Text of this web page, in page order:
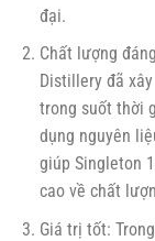
đại.
Chất lượng
Distillery đã
trong suốt thời
dụng nguyên
giúp Singleton
cao về chất
Giá trị tốt: